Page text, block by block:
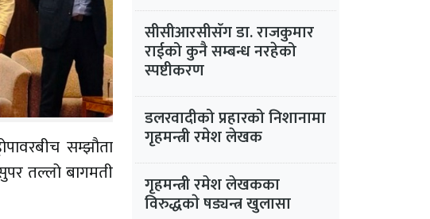
सम्झौता
तल्लो बागमती
सीसीआरसीसँग डा. राजकुमार
राईको कुनै सम्बन्ध नरहेको
स्पष्टीकरण
डलरवादीको प्रहारको निशानामा
गृहमन्त्री रमेश लेखक
गृहमन्त्री रमेश लेखकका
विरुद्धकाे षड्यन्त्र खुलासा